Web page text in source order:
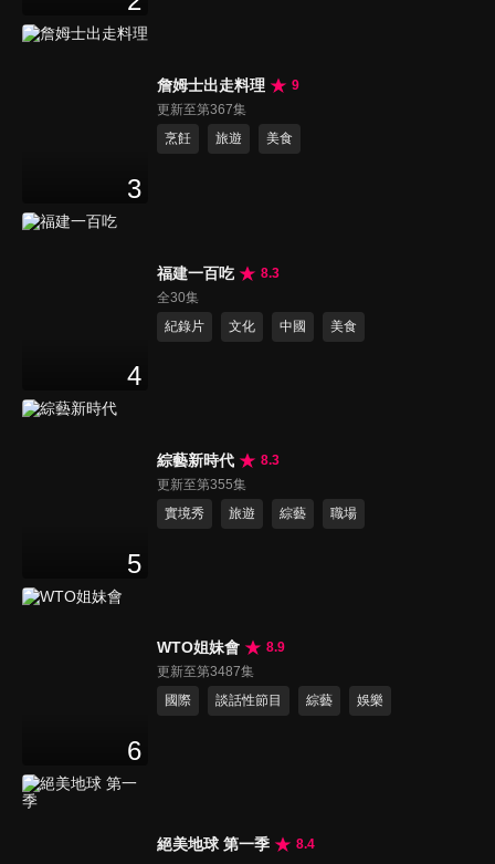
3
詹姆士出走料理
9
更新至第367集
烹飪
旅遊 美食
4
福建一百吃
8.3
全30集
紀錄片
文化 中國 美食
5
綜藝新時代
8.3
更新至第355集
實境秀
旅遊 綜藝 職場
6
WTO姐妹會
8.9
更新至第3487集
國際
談話性節目 綜藝 娛樂
絕美地球 第一季 8.4